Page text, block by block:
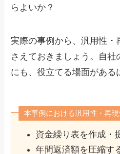
らよいか？
実際の事例から、汎用性・
さえておきましょう。自
にも、役立てる場面がある
本事例における汎用性・再
資金繰り表を作成・
年間返済額を圧縮す